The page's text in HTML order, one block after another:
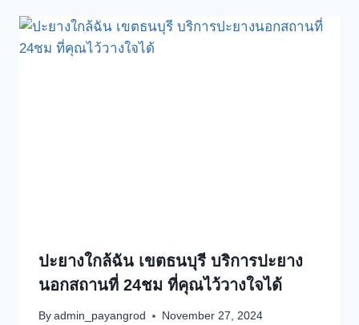
ปะยางใกล้ฉัน เขตธนบุรี บริการปะยาง
นอกสถานที่ 24ชม ที่คุณไว้วางใจได้
By admin_payangrod November 27, 2024